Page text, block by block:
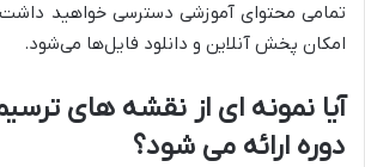
تمامی محتوای آموزشی دسترسی خواهید
امکان پخش آنلاین و دانلود فایل‌ها می‌شود.
آیا نمونه ای از نقشه های
دوره ارائه می شود؟